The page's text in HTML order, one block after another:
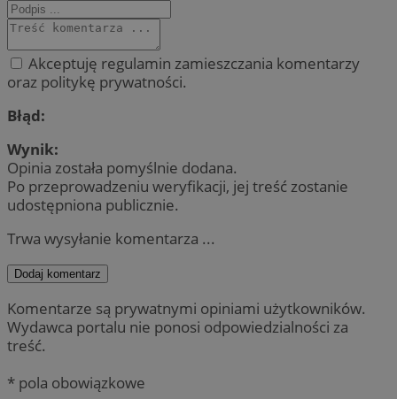
Akceptuję regulamin zamieszczania komentarzy
oraz politykę prywatności.
Błąd:
Wynik:
Opinia została pomyślnie dodana.
Po przeprowadzeniu weryfikacji, jej treść zostanie
udostępniona publicznie.
Trwa wysyłanie komentarza ...
Dodaj komentarz
Komentarze są prywatnymi opiniami użytkowników.
Wydawca portalu nie ponosi odpowiedzialności za
treść.
* pola obowiązkowe